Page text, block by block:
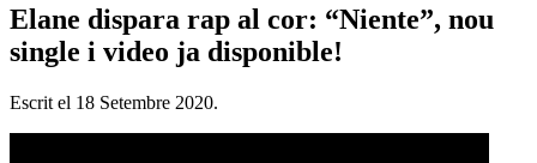
Elane dispara rap al cor: “Niente”, nou
single i video ja disponible!
Escrit el 18 Setembre 2020.